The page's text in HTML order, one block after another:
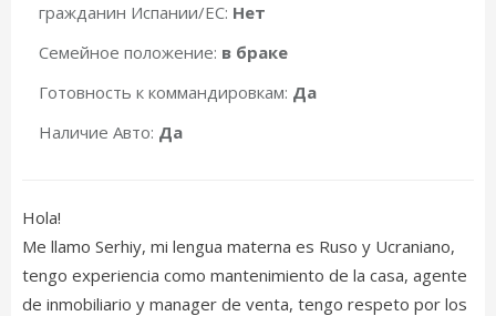
гражданин Испании/ЕС: Нет
Семейное положение: в браке
Готовность к коммандировкам: Да
Наличие Авто: Да
Hola!
Me llamo Serhiy, mi lengua materna es Ruso y Ucraniano,
tengo experiencia como mantenimiento de la casa, agente
de inmobiliario y manager de venta, tengo respeto por los